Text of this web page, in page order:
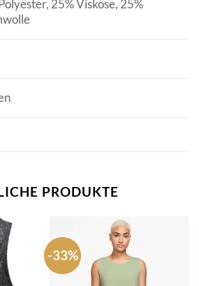
25% Viskose, 25%
PRODUKTE
-33%